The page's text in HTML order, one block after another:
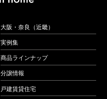
大阪・奈良（近畿）
実例集
商品ラインナップ
分譲情報
戸建賃貸住宅